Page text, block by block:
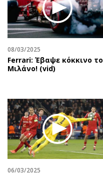
08/03/2025
Ferrari: Έβαψε κόκκινο το
Μιλάνο! (vid)
06/03/2025